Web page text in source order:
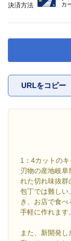
URLをコピー
1：4カットのキ
刃物の産地岐阜
れた切れ味抜群
包丁では難しい
き、お店で食
手軽に作れます。
また、新開発し
決済方法
カ